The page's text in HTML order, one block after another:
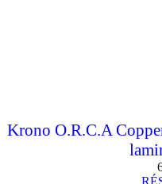
Krono O.R.C.A